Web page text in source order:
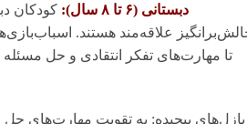
دبستانی (۶ تا ۸ سال):
کودکان
علاقه‌مند هستند.
تا مهارت‌های تفکر انتقادی و حل مسئله
پازل‌های پیچیده: به تقویت مهارت‌های